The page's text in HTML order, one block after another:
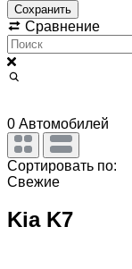
Сохранить
Сравнение
0 Автомобилей
Сортировать по:
Свежие
Kia K7